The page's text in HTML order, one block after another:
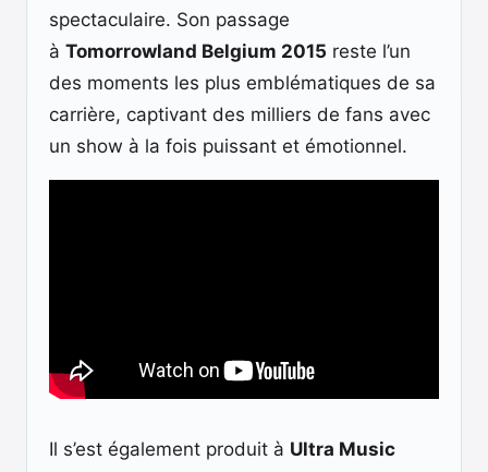
spectaculaire. Son passage
à Tomorrowland Belgium 2015 reste l’un
des moments les plus emblématiques de sa
carrière, captivant des milliers de fans avec
un show à la fois puissant et émotionnel.
Il s’est également produit à Ultra Music